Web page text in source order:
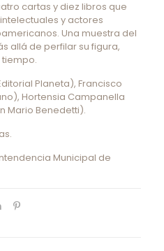
cartas y diez libros que
y actores
Una muestra del
allá de perfilar su figura,
Planeta), Francisco
Hortensia Campanella
Mario Benedetti).
Municipal de